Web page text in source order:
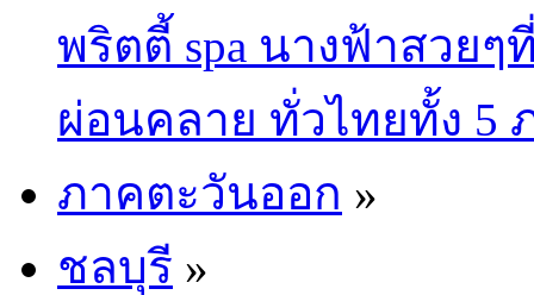
พริตตี้ spa นางฟ้าสวย
ผ่อนคลาย ทั่วไทยทั้ง 5
ภาคตะวันออก »
ชลบุรี »